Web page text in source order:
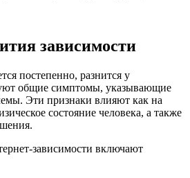
зависимости
постепенно, разнится у
общие симптомы, указывающие
Эти признаки влияют как на
состояние человека, а также
зависимости включают